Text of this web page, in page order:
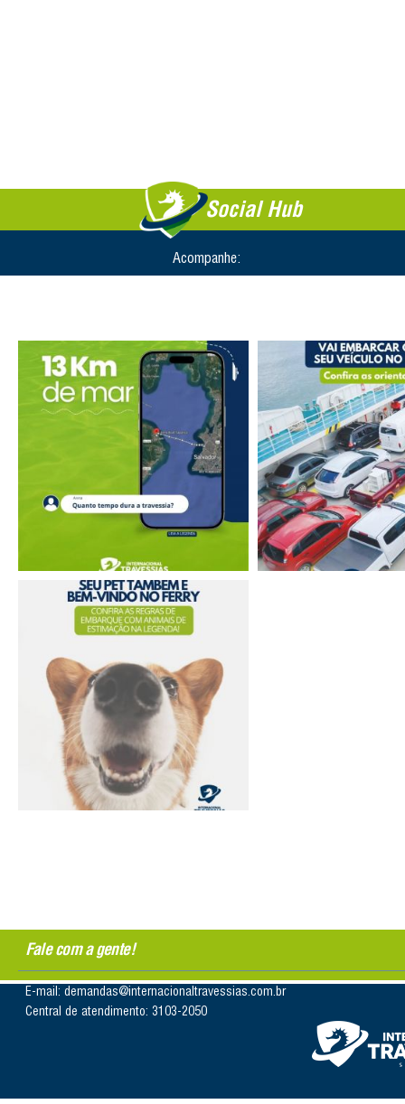
Social Hub
Acompanhe:
Fale com a gente!
E-mail: demandas@internacionaltravessias.com.br
Central de atendimento: 3103-2050